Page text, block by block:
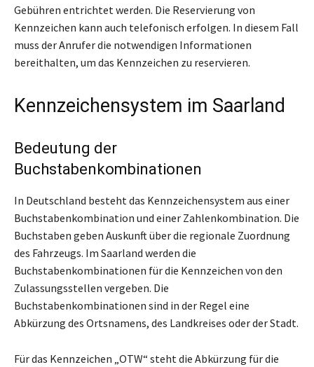
Gebühren entrichtet werden. Die Reservierung von
Kennzeichen kann auch telefonisch erfolgen. In diesem Fall
muss der Anrufer die notwendigen Informationen
bereithalten, um das Kennzeichen zu reservieren.
Kennzeichensystem im Saarland
Bedeutung der
Buchstabenkombinationen
In Deutschland besteht das Kennzeichensystem aus einer
Buchstabenkombination und einer Zahlenkombination. Die
Buchstaben geben Auskunft über die regionale Zuordnung
des Fahrzeugs. Im Saarland werden die
Buchstabenkombinationen für die Kennzeichen von den
Zulassungsstellen vergeben. Die
Buchstabenkombinationen sind in der Regel eine
Abkürzung des Ortsnamens, des Landkreises oder der Stadt.
Für das Kennzeichen „OTW“ steht die Abkürzung für die